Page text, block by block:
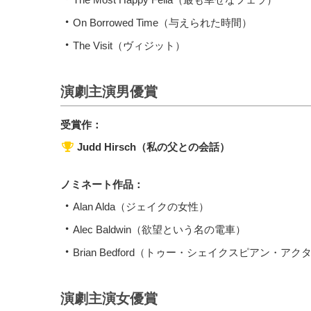
On Borrowed Time（与えられた時間）
The Visit（ヴィジット）
演劇主演男優賞
受賞作：
Judd Hirsch（私の父との会話）
ノミネート作品：
Alan Alda（ジェイクの女性）
Alec Baldwin（欲望という名の電車）
Brian Bedford（トゥー・シェイクスピアン・アク
演劇主演女優賞